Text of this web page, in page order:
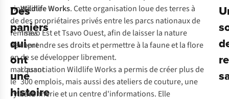
vingtaine
de
femmes
dansent
en
marquant
le
rythme
Des
paniers
qui
ont
une
histoire
Wildlife Works. Cette organisation loue des terres à
des propriétaires privés entre les parcs nationaux de
Tsavo Est et Tsavo Ouest, afin de laisser la nature
reprendre ses droits et permettre à la faune et la flore
de se développer librement.
L'association Wildlife Works a permis de créer plus de
300 emplois, mais aussi des ateliers de couture, une
savonnerie et un centre d'informations. Elle